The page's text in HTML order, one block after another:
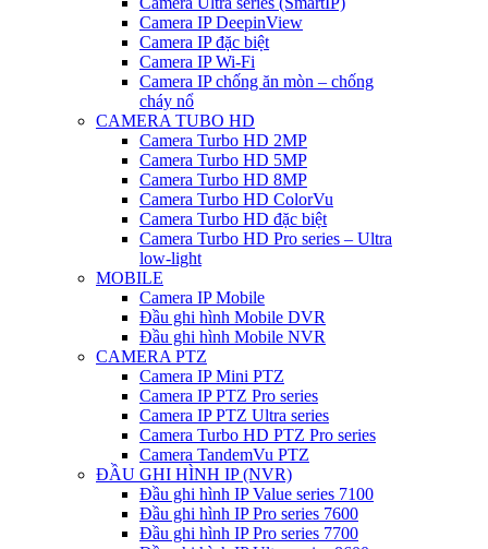
Camera IP DeepinView
Camera IP đặc biệt
Camera IP Wi-Fi
Camera IP chống ăn mòn – chống
cháy nổ
CAMERA TUBO HD
Camera Turbo HD 2MP
Camera Turbo HD 5MP
Camera Turbo HD 8MP
Camera Turbo HD ColorVu
Camera Turbo HD đặc biệt
Camera Turbo HD Pro series – Ultra
low-light
MOBILE
Camera IP Mobile
Đầu ghi hình Mobile DVR
Đầu ghi hình Mobile NVR
CAMERA PTZ
Camera IP Mini PTZ
Camera IP PTZ Pro series
Camera IP PTZ Ultra series
Camera Turbo HD PTZ Pro series
Camera TandemVu PTZ
ĐẦU GHI HÌNH IP (NVR)
Đầu ghi hình IP Value series 7100
Đầu ghi hình IP Pro series 7600
Đầu ghi hình IP Pro series 7700